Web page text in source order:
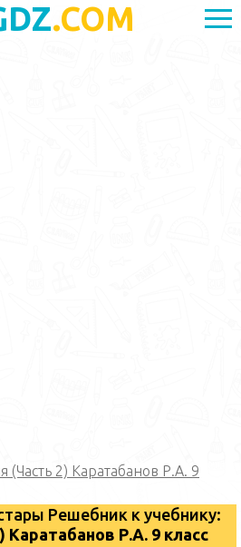
.COM
(Часть 2) Каратабанов Р.А. 9
Решебник к учебнику:
Каратабанов Р.А. 9 класс